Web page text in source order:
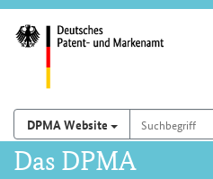
Suchen auf
DPMA Website Suchbegriff
Hauptnavigation
Das DPMA